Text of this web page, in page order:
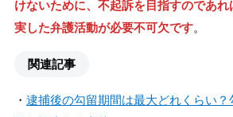
けないために、不起訴を目指すのであ
実した弁護活動が必要不可欠です。
関連記事
・ 逮捕後の勾留期間は最大どれくらい